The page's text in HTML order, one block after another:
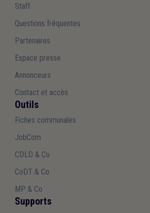
Staff
Questions fréquentes
Partenaires
Espace presse
Annonceurs
Contact et accès
Outils
Fiches communales
JobCom
CDLD & Co
CoDT & Co
MP & Co
Supports